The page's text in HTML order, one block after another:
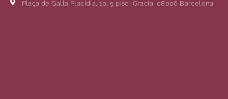
Plaça de Gal·la Placídia, 10, 5 piso, Gracia, 08006 Barcelona